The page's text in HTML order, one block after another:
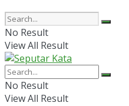
No Result
View All Result
No Result
View All Result